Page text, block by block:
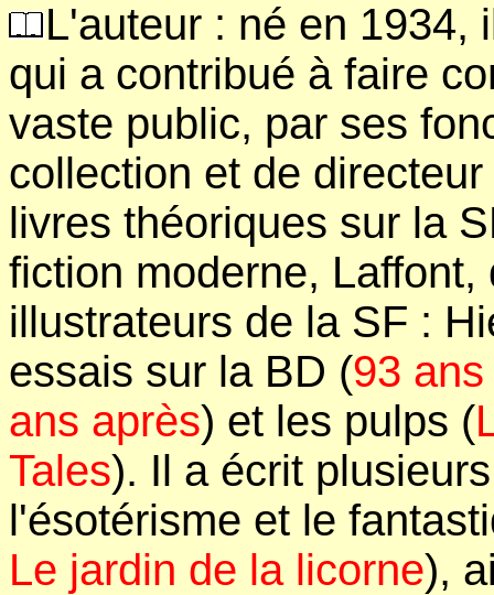
L'auteur : né en 1934,
qui a contribué à faire
vaste public, par ses
collection et de
livres théoriques sur la
fiction moderne,
illustrateurs de la SF :
essais sur la BD (93
ans après) et les pulps (
Tales). Il a écrit
l'ésotérisme et le
Le jardin de la licorne),